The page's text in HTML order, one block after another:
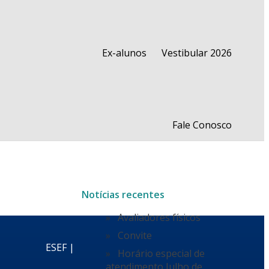
Vestibular 2026
Ex-alunos
Fale Conosco
Notícias recentes
Avaliadores físicos
Convite
Horário especial de
ESEF |